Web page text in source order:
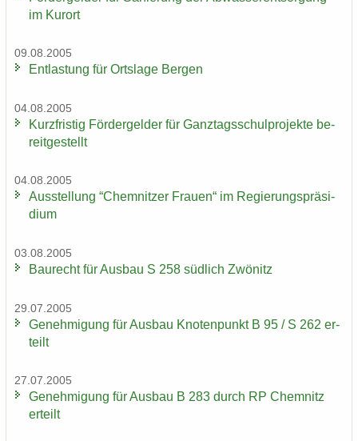
im Kur­ort
09.08.2005
Ent­las­tung für Orts­la­ge Ber­gen
04.08.2005
Kurz­fris­tig För­der­gel­der für Ganz­tags­schul­pro­jek­te be­
reit­ge­stellt
04.08.2005
Aus­stel­lung “Chem­nit­zer Frau­en“ im Re­gie­rungs­prä­si­
di­um
03.08.2005
Bau­recht für Aus­bau S 258 süd­lich Zwö­nitz
29.07.2005
Ge­neh­mi­gung für Aus­bau Kno­ten­punkt B 95 / S 262 er­
teilt
27.07.2005
Ge­neh­mi­gung für Aus­bau B 283 durch RP Chem­nitz
er­teilt